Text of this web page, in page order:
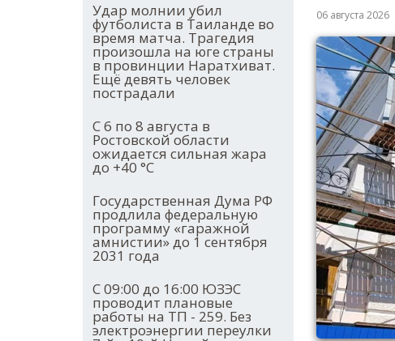
Удар молнии убил
футболиста в Таиланде во
время матча. Трагедия
произошла на юге страны
в провинции Наратхиват.
Ещё девять человек
пострадали
С 6 по 8 августа в
Ростовской области
ожидается сильная жара
до +40 °С
Государственная Дума РФ
продлила федеральную
программу «гаражной
амнистии» до 1 сентября
2031 года
С 09:00 до 16:00 ЮЗЭС
проводит плановые
работы на ТП - 259. Без
электроэнергии переулки
06 августа 2026